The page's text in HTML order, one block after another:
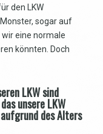
den LKW
sogar auf
wir eine normale
könnten. Doch
LKW sind
unsere LKW
des Alters